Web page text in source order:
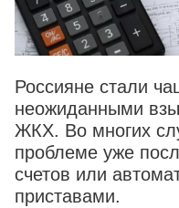
Россияне стали
неожиданными
ЖКХ. Во многих
проблеме уже
счетов или
приставами.